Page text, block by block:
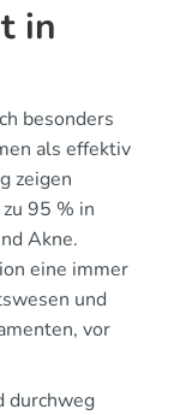
in
besonders
als effektiv
zeigen
95 % in
Akne.
eine immer
und
vor
durchweg